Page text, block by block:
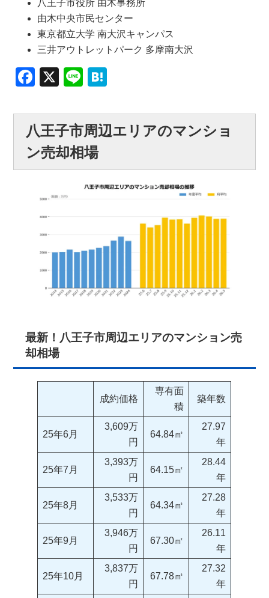
八王子市役所 由木事務所
由木中央市民センター
東京都立大学 南大沢キャンパス
三井アウトレットパーク 多摩南大沢
Facebook
X Line
八王子市周辺エリアのマンショ
ン売却相場
最新！八王子市周辺エリアのマンション売
却相場
成約価格
専有面
積
築年数
25年6月
3,609万
円
64.84㎡
27.97
年
25年7月
3,393万
円
64.15㎡
28.44
年
25年8月
3,533万
円
64.34㎡
27.28
年
25年9月
3,946万
円
67.30㎡
26.11
年
25年10月
3,837万
円
67.78㎡
27.32
年